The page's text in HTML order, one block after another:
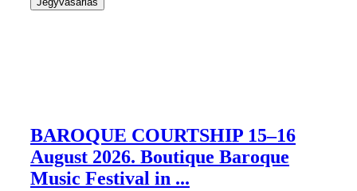
BAROQUE COURTSHIP 15–16
August 2026. Boutique Baroque
Music Festival in ...